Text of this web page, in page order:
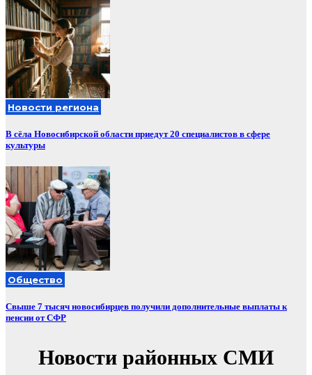
Новости региона
В сёла Новосибирской области приедут 20 специалистов в сфере
культуры
Общество
Свыше 7 тысяч новосибирцев получили дополнительные выплаты к
пенсии от СФР